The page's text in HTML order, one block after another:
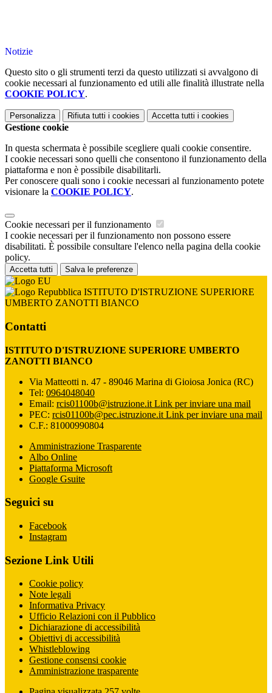
Notizie
Questo sito o gli strumenti terzi da questo utilizzati si avvalgono di
cookie necessari al funzionamento ed utili alle finalità illustrate nella
COOKIE POLICY.
Personalizza Rifiuta tutti i cookies Accetta tutti i cookies
Gestione cookie
In questa schermata è possibile scegliere quali cookie consentire.
I cookie necessari sono quelli che consentono il funzionamento della
piattaforma e non è possibile disabilitarli.
Per conoscere quali sono i cookie necessari al funzionamento potete
visionare la COOKIE POLICY.
Cookie necessari per il funzionamento
I cookie necessari per il funzionamento non possono essere
disabilitati. È possibile consultare l'elenco nella pagina della cookie
policy.
Accetta tutti Salva le preferenze
ISTITUTO D'ISTRUZIONE SUPERIORE
UMBERTO ZANOTTI BIANCO
Contatti
ISTITUTO D'ISTRUZIONE SUPERIORE UMBERTO
ZANOTTI BIANCO
Via Matteotti n. 47 - 89046 Marina di Gioiosa Jonica (RC)
Tel: 0964048040
Email: rcis01100b@istruzione.it Link per inviare una mail
PEC: rcis01100b@pec.istruzione.it Link per inviare una mail
C.F.: 81000990804
Amministrazione Trasparente
Albo Online
Piattaforma Microsoft
Google Gsuite
Seguici su
Facebook
Instagram
Sezione Link Utili
Cookie policy
Note legali
Informativa Privacy
Ufficio Relazioni con il Pubblico
Dichiarazione di accessibilità
Obiettivi di accessibilità
Whistleblowing
Gestione consensi cookie
Amministrazione trasparente